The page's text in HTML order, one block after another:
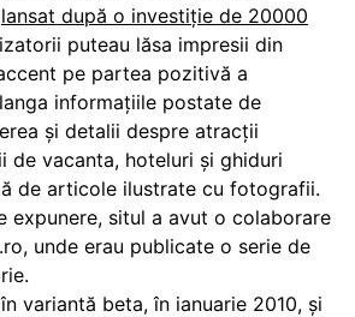
lansat după o investiție de 20000
puteau lăsa impresii din
pe partea pozitivă a
informaţiile postate de
şi detalii despre atracţii
de vacanta, hoteluri şi ghiduri
de articole ilustrate cu fotografii.
expunere, situl a avut o colaborare
unde erau publicate o serie de
variantă beta, în ianuarie 2010, şi